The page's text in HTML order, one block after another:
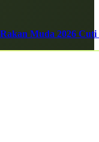
Muda 2026